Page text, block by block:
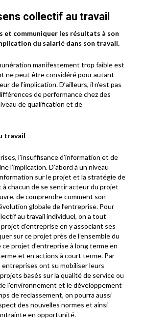
collectif au travail
et communiquer les résultats à son
du salarié dans son travail.
manifestement trop faible est
ne peut être considéré pour autant
de l’implication. D’ailleurs, il n’est pas
de performance chez des
de qualification et de
travail
l’insuffisance d’information et de
l’implication. D’abord à un niveau
sur le projet et la stratégie de
à chacun de se sentir acteur du projet
de comprendre comment son
globale de l’entreprise. Pour
au travail individuel, on a tout
d’entreprise en y associant ses
sur ce projet près de l’ensemble du
projet d’entreprise à long terme en
et en actions à court terme. Par
ont su mobiliser leurs
basés sur la qualité de service ou
l’environnement et le développement
de reclassement, on pourra aussi
des nouvelles normes et ainsi
en opportunité.